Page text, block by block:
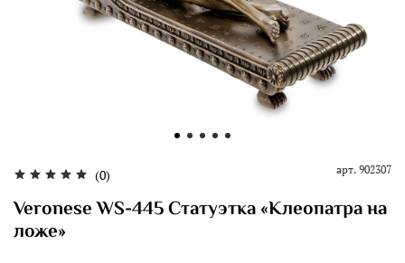
(0) арт. 902307
Veronese WS-445 Статуэтка «Клеопатра на
ложе»